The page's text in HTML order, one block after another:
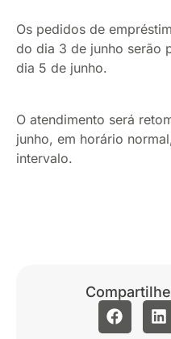
Os pedidos de
do dia 3 de junho serão
dia 5 de junho.
O atendimento será
junho, em horário
intervalo.